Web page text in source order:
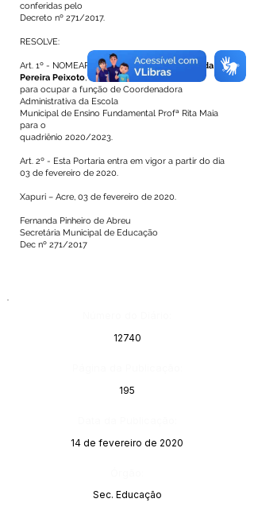
conferidas pelo
Decreto nº 271/2017.
RESOLVE:
Art. 1º - NOMEAR, a servidora efetiva,Raimunda
Pereira Peixoto,
para ocupar a função de Coordenadora
Administrativa da Escola
Municipal de Ensino Fundamental Profª Rita Maia
para o
quadriênio 2020/2023.
Art. 2º - Esta Portaria entra em vigor a partir do dia
03 de fevereiro de 2020.
Xapuri – Acre, 03 de fevereiro de 2020.
Fernanda Pinheiro de Abreu
Secretária Municipal de Educação
Dec nº 271/2017
12740
195
14 de fevereiro de 2020
Sec. Educação